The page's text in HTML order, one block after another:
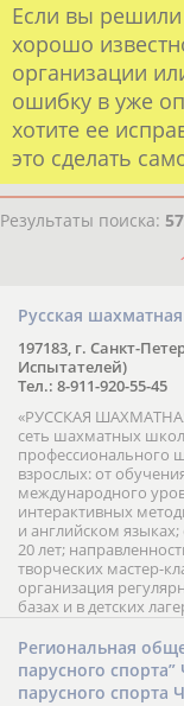
Если вы
хорошо
организации
ошибку в уже
хотите ее
это сделать
Результаты поиска:
Русская
197183, г. Санкт-
Испытателей)
Тел.: 8-911-920-55-45
«РУССКАЯ
сеть шахматных
профессионального
взрослых: от
международного
интерактивных
и английском
20 лет;
творческих мастер-
организация
базах и в детских
шахматистами;
форме вебинаров и
российских и
онлайн трансляция
Региональная
парусного
парусного спорта